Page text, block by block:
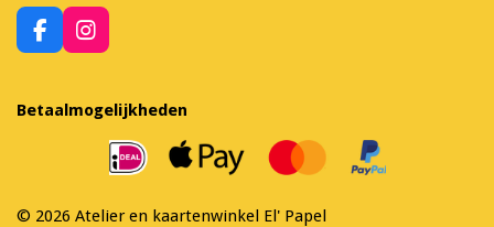
F
a
e
b
I
n
a
m
Betaalmogelijkheden
© 2026 Atelier en kaartenwinkel El' Papel